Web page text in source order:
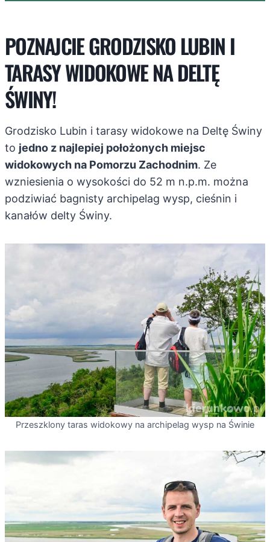
POZNAJCIE GRODZISKO LUBIN I
TARASY WIDOKOWE NA DELTĘ
ŚWINY!
Grodzisko Lubin i tarasy widokowe na Deltę Świny
to jedno z najlepiej położonych miejsc
widokowych na Pomorzu Zachodnim. Ze
wzniesienia o wysokości do 52 m n.p.m. można
podziwiać bagnisty archipelag wysp, cieśnin i
kanałów delty Świny.
Przeszklony taras widokowy na archipelag wysp na Świnie